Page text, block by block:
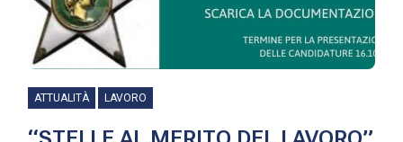
ATTUALITÀ LAVORO